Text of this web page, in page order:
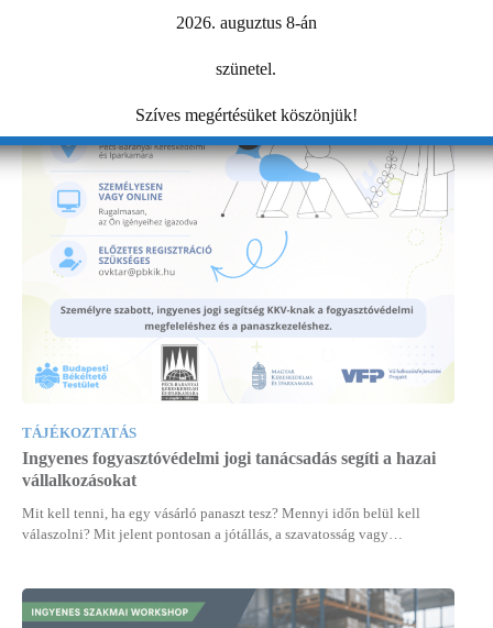
TÁJÉKOZTATÁS
Ingyenes fogyasztóvédelmi jogi tanácsadás segíti a hazai
vállalkozásokat
Mit kell tenni, ha egy vásárló panaszt tesz? Mennyi időn belül kell
válaszolni? Mit jelent pontosan a jótállás, a szavatosság vagy…
2026. auguztus 8-án
szünetel.
Szíves megértésüket köszönjük!